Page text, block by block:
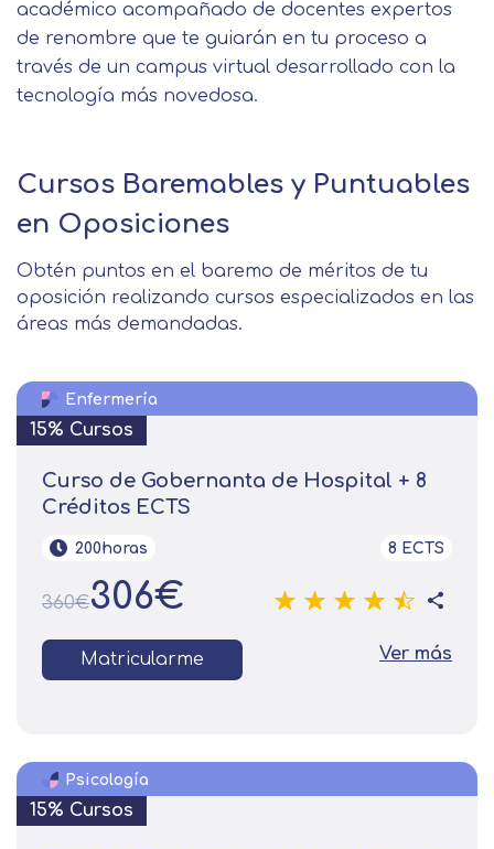
académico acompañado de docentes expertos
de renombre que te guiarán en tu proceso a
través de un campus virtual desarrollado con la
tecnología más novedosa.
Cursos Baremables y Puntuables
en Oposiciones
Obtén puntos en el baremo de méritos de tu
oposición realizando cursos especializados en las
áreas más demandadas.
Enfermería
15% Cursos
Curso de Gobernanta de Hospital + 8
Créditos ECTS
200horas 8 ECTS
360€306€
Matricularme Ver más
Psicología
15% Cursos